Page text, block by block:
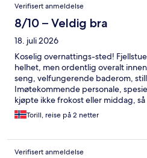
Verifisert anmeldelse
8/10 – Veldig bra
18. juli 2026
Koselig overnattings-sted!
helhet, men ordentlig overalt
seng, velfungerende baderom,
Imøtekommende personale,
kjøpte ikke frokost eller middag,
med. Hadde vi skullet tilbringe
fint med et tiltrekkende ute-
en ide :-) Takk for oss, vi kommer
Torill, reise på 2 netter
Verifisert anmeldelse